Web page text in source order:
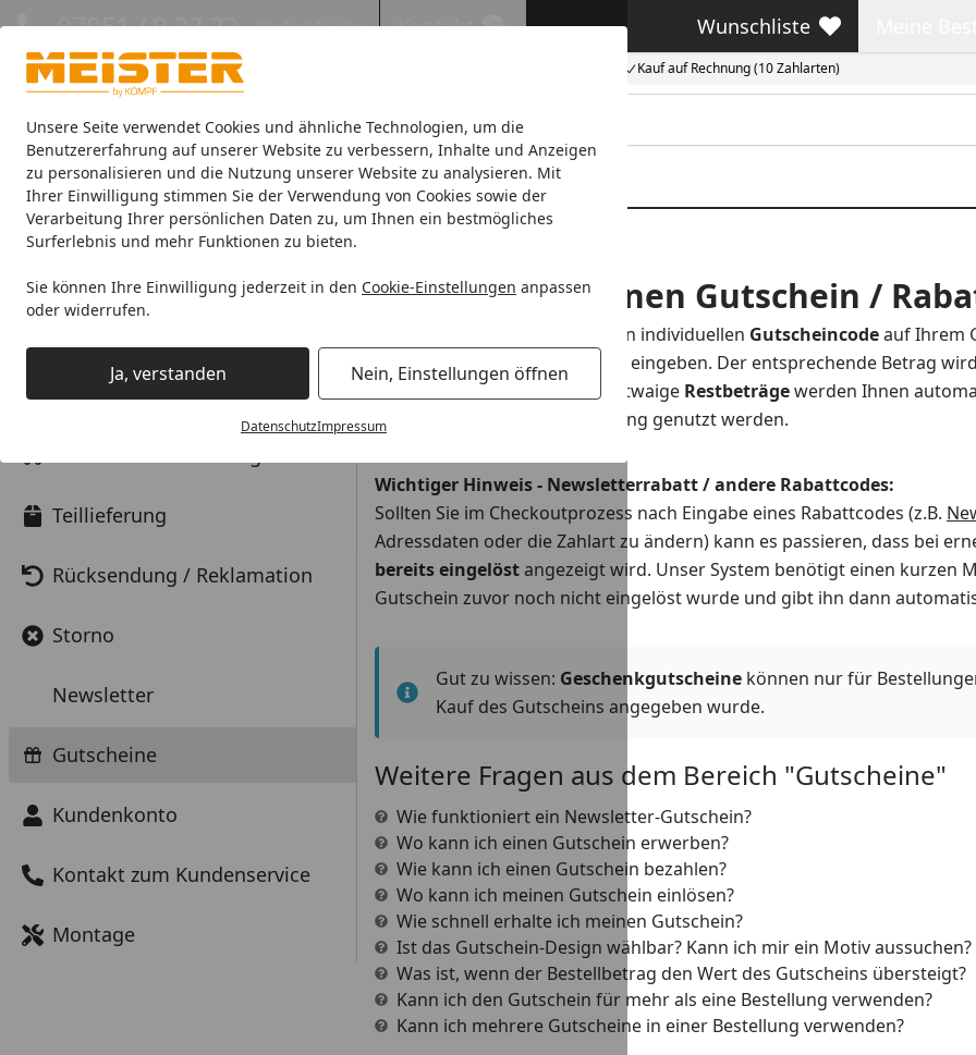
Unsere Seite verwendet Cookies und ähnliche Technologien, um die
Benutzererfahrung auf unserer Website zu verbessern, Inhalte und Anzeigen
zu personalisieren und die Nutzung unserer Website zu analysieren. Mit
Ihrer Einwilligung stimmen Sie der Verwendung von Cookies sowie der
Verarbeitung Ihrer persönlichen Daten zu, um Ihnen ein bestmögliches
Surferlebnis und mehr Funktionen zu bieten.
Sie können Ihre Einwilligung jederzeit in den Cookie-Einstellungen anpassen
oder widerrufen.
Ja, verstanden Nein, Einstellungen öffnen
DatenschutzImpressum
Eigene Montage-Teams Kauf auf Rechnung (10 Zahlarten)
07051 / 9 22 22 Mo-Fr. 8-16 Uhr Kontakt Wunschliste
Wunschliste
Böden Paneele Leisten Zubehör Sale & Aktionswaren
Wie Gutschein einlösen?
Antworten zu den Themen
Bezahlung & Rechnung
Teillieferung
Rücksendung / Reklamation
Storno
Newsletter
Gutscheine
Kundenkonto
Kontakt zum Kundenservice
Montage
Wie kann ich einen Gutschein /
Sie finden Ihren individuellen Gutscheincodeauf Ihrem
Bestellvorgangs (im Checkout) eingeben. Der entsprechende Betrag
Gutschein damit eingelöst
. Etwaige Restbeträgewerden Ihnen
weiteres Mal bei einer Bestellung genutzt werden.
Wichtiger Hinweis - Newsletterrabatt / andere Rabattcodes:
Sollten Sie im Checkoutprozess nach Eingabe eines Rabattcodes (z.B.
Adressdaten oder die Zahlart zu ändern) kann es passieren, dass bei
bereits eingelöstangezeigt wird. Unser System benötigt einen kurzen
Gutschein zuvor noch nicht eingelöst wurde und gibt ihn dann
Gut zu wissen: Geschenkgutscheine können nur für
Kauf des Gutscheins angegeben wurde.
Weitere Fragen aus dem Bereich "Gutscheine"
Wie funktioniert ein Newsletter-Gutschein?
Wo kann ich einen Gutschein erwerben?
Wie kann ich einen Gutschein bezahlen?
Wo kann ich meinen Gutschein einlösen?
Wie schnell erhalte ich meinen Gutschein?
Ist das Gutschein-Design wählbar? Kann ich mir ein Motiv aussuchen?
Was ist, wenn der Bestellbetrag den Wert des Gutscheins übersteigt?
Kann ich den Gutschein für mehr als eine Bestellung verwenden?
Kann ich mehrere Gutscheine in einer Bestellung verwenden?